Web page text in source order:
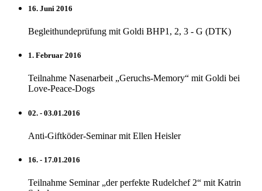
16. Juni 2016
Begleithundeprüfung mit Goldi BHP1, 2, 3 - G (DTK)
1. Februar 2016
Teilnahme Nasenarbeit „Geruchs-Memory“ mit Goldi bei
Love-Peace-Dogs
02. - 03.01.2016
Anti-Giftköder-Seminar mit Ellen Heisler
16. - 17.01.2016
Teilnahme Seminar „der perfekte Rudelchef 2“ mit Katrin